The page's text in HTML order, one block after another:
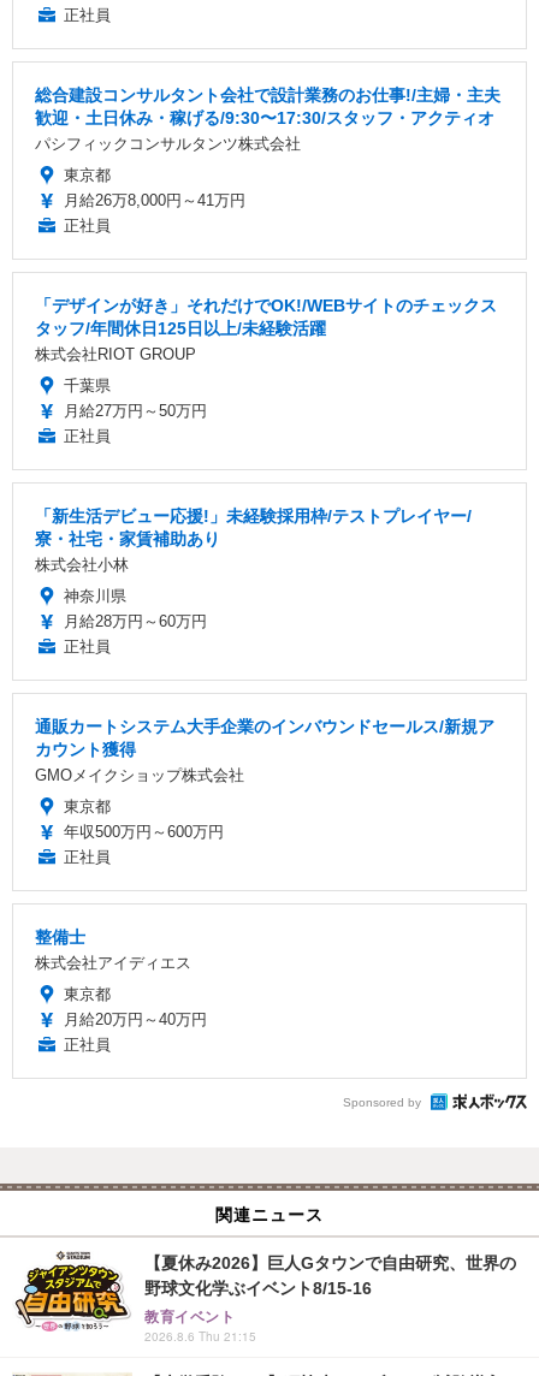
正社員
総合建設コンサルタント会社で設計業務のお仕事!/主婦・主夫
歓迎・土日休み・稼げる/9:30〜17:30/スタッフ・アクティオ
パシフィックコンサルタンツ株式会社
東京都
月給26万8,000円～41万円
正社員
「デザインが好き」それだけでOK!/WEBサイトのチェックス
タッフ/年間休日125日以上/未経験活躍
株式会社RIOT GROUP
千葉県
月給27万円～50万円
正社員
「新生活デビュー応援!」未経験採用枠/テストプレイヤー/
寮・社宅・家賃補助あり
株式会社小林
神奈川県
月給28万円～60万円
正社員
通販カートシステム大手企業のインバウンドセールス/新規ア
カウント獲得
GMOメイクショップ株式会社
東京都
年収500万円～600万円
正社員
整備士
株式会社アイディエス
東京都
月給20万円～40万円
正社員
Sponsored by
関連ニュース
【夏休み2026】巨人Gタウンで自由研究、世界の
野球文化学ぶイベント8/15-16
教育イベント
2026.8.6 Thu 21:15